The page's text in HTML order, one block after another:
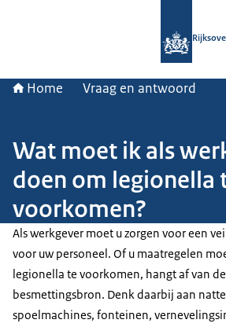
Home Vraag en antwoord
Wat moet ik als
doen om legionella
voorkomen?
Als werkgever moet u zorgen voor een
voor uw personeel. Of u maatregelen
legionella te voorkomen, hangt af van
besmettingsbron. Denk daarbij aan
spoelmachines, fonteinen,